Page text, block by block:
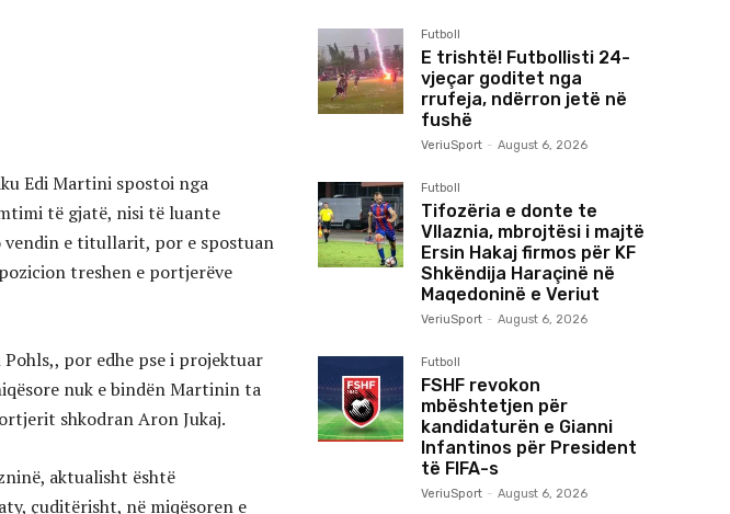
Edi Martini spostoi nga
të gjatë, nisi të luante
e titullarit, por e spostuan
treshen e portjerëve
por edhe pse i projektuar
nuk e bindën Martinin ta
shkodran Aron Jukaj.
aktualisht është
çuditërisht, në miqësoren e
Futboll
E trishtë! Futbollisti 24-
vjeçar goditet nga
rrufeja, ndërron jetë në
fushë
VeriuSport - August 6, 2026
Futboll
Tifozëria e donte te
Vllaznia, mbrojtësi i majtë
Ersin Hakaj firmos për KF
Shkëndija Haraçinë në
Maqedoninë e Veriut
VeriuSport - August 6, 2026
Futboll
FSHF revokon
mbështetjen për
kandidaturën e Gianni
Infantinos për President
të FIFA-s
VeriuSport - August 6, 2026